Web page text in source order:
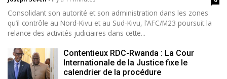
Consolidant son autorité et son administration dans les zones
qu’il contrôle au Nord-Kivu et au Sud-Kivu, l’AFC/M23 poursuit la
relance des activités judiciaires dans cette...
Contentieux RDC-Rwanda : La Cour
Internationale de la Justice fixe le
calendrier de la procédure